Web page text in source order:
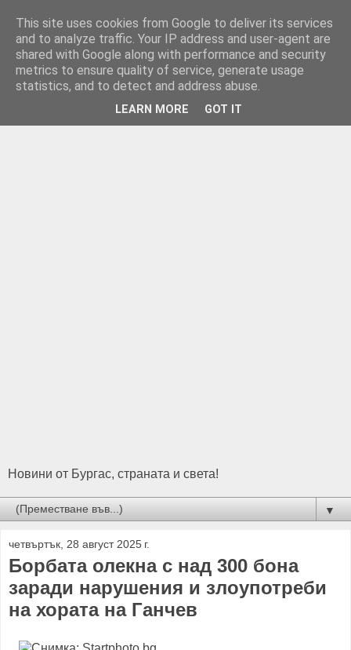
Новини от Бургас, страната и света!
▼
четвъртък, 28 август 2025 г.
Борбата олекна с над 300 бона
заради нарушения и злоупотреби
на хората на Ганчев
This site uses cookies from Google to deliver its services
and to analyze traffic. Your IP address and user-agent are
shared with Google along with performance and security
metrics to ensure quality of service, generate usage
statistics, and to detect and address abuse.
LEARN MORE GOT IT